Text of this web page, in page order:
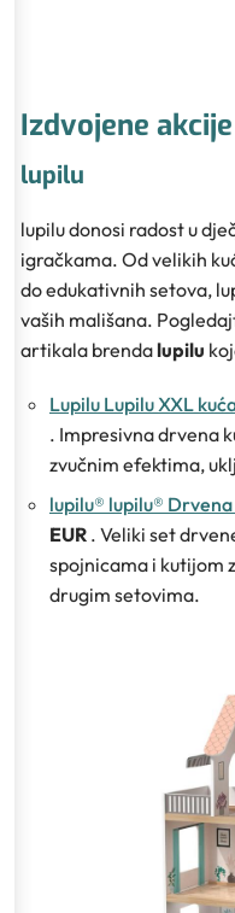
Izdvojene
lupilu
lupilu donosi radost u
igračkama. Od velikih
do edukativnih setova,
vaših mališana.
artikala brendalupilu
Lupilu Lupilu XXL
. Impresivna drvena
zvučnim efektima,
lupilu® lupilu®
EUR . Veliki set
spojnicama i kutijom
drugim setovima.